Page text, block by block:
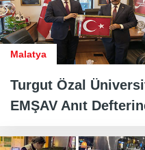
Malatya
Turgut Özal
EMŞAV Anıt